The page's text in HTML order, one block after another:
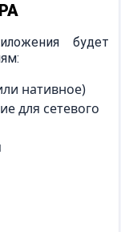
будет
нативное)
для сетевого